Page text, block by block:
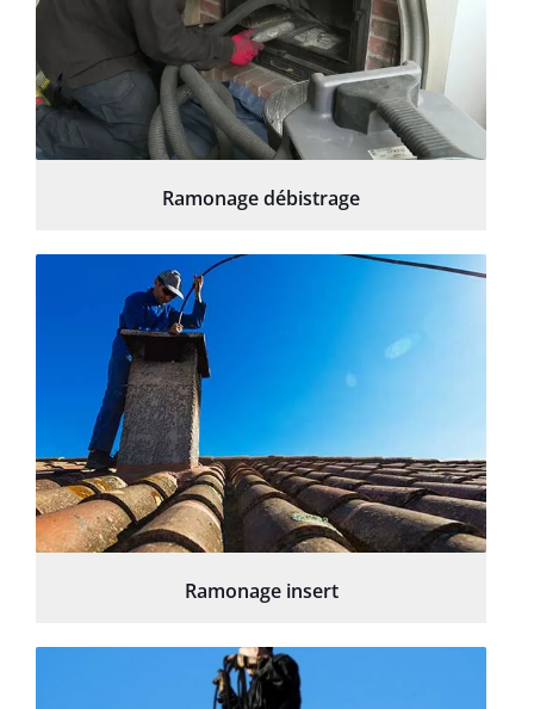
Ramonage débistrage
Ramonage insert